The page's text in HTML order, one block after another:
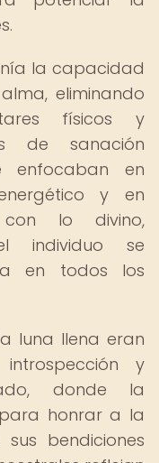
la capacidad
eliminando
físicos y
de sanación
enfocaban en
y en
lo divino,
individuo se
en todos los
luna llena eran
y
donde la
honrar a la
bendiciones